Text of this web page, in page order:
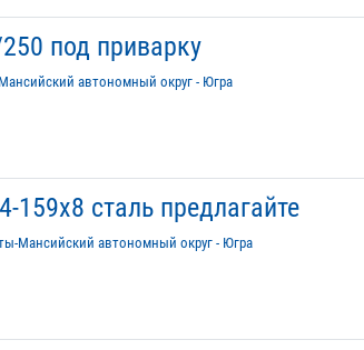
под приварку
автономный округ - Югра
159х8 сталь предлагайте
Мансийский автономный округ - Югра